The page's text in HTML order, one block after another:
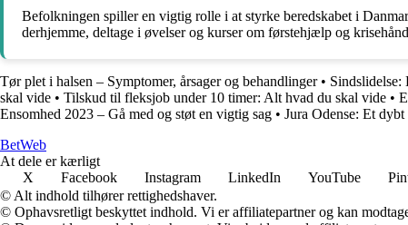
Befolkningen spiller en vigtig rolle i at styrke beredskabet i
derhjemme, deltage i øvelser og kurser om førstehjælp og
Tør plet i halsen – Symptomer, årsager og behandlinger• Sindslidelse:
skal vide • Tilskud til fleksjob under 10 timer: Alt hvad du skal vide •
Ensomhed 2023 – Gå med og støt en vigtig sag • Jura Odense: Et
BetWeb
At dele er kærligt
X
Facebook Instagram LinkedIn YouTube
© Alt indhold tilhører rettighedshaver.
© Ophavsretligt beskyttet indhold. Vi er affiliatepartner og kan